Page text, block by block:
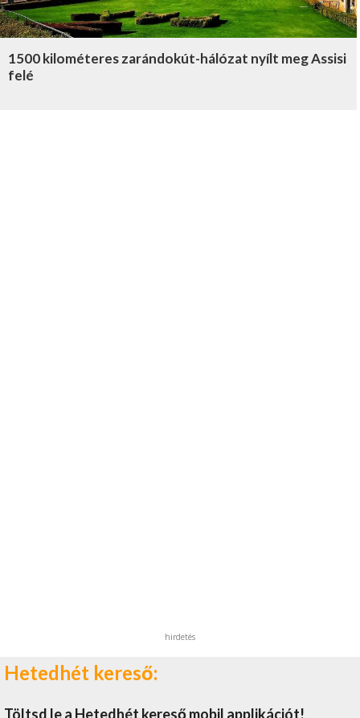
1500 kilométeres zarándokút-hálózat nyílt meg Assisi
felé
hirdetés
Hetedhét kereső:
Töltsd le a Hetedhét kereső mobil applikációt!